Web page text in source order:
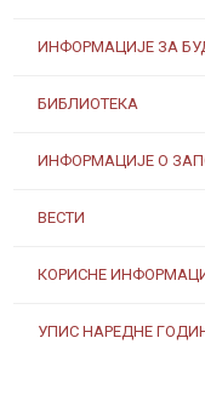
ИНФОРМАЦИЈЕ ЗА
БИБЛИОТЕКА
ИНФОРМАЦИЈЕ О
ВЕСТИ
КОРИСНЕ
УПИС НАРЕДНЕ